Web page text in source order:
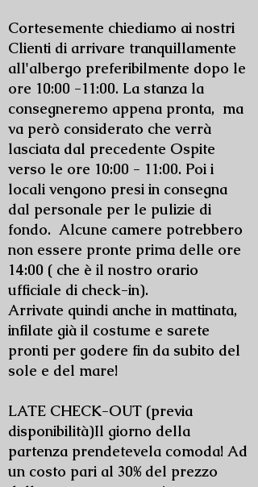
Cortesemente chiediamo ai nostri
Clienti di arrivare tranquillamente
all'albergo preferibilmente dopo le
ore 10:00 -11:00. La stanza la
consegneremo appena pronta, ma
va però considerato che verrà
lasciata dal precedente Ospite
verso le ore 10:00 - 11:00. Poi i
locali vengono presi in consegna
dal personale per le pulizie di
fondo. Alcune camere potrebbero
non essere pronte prima delle ore
14:00 ( che è il nostro orario
ufficiale di check-in).
Arrivate quindi anche in mattinata,
infilate già il costume e sarete
pronti per godere fin da subito del
sole e del mare!
LATE CHECK-OUT (previa
disponibilità)Il giorno della
partenza prendetevela comoda! Ad
un costo pari al 30% del prezzo